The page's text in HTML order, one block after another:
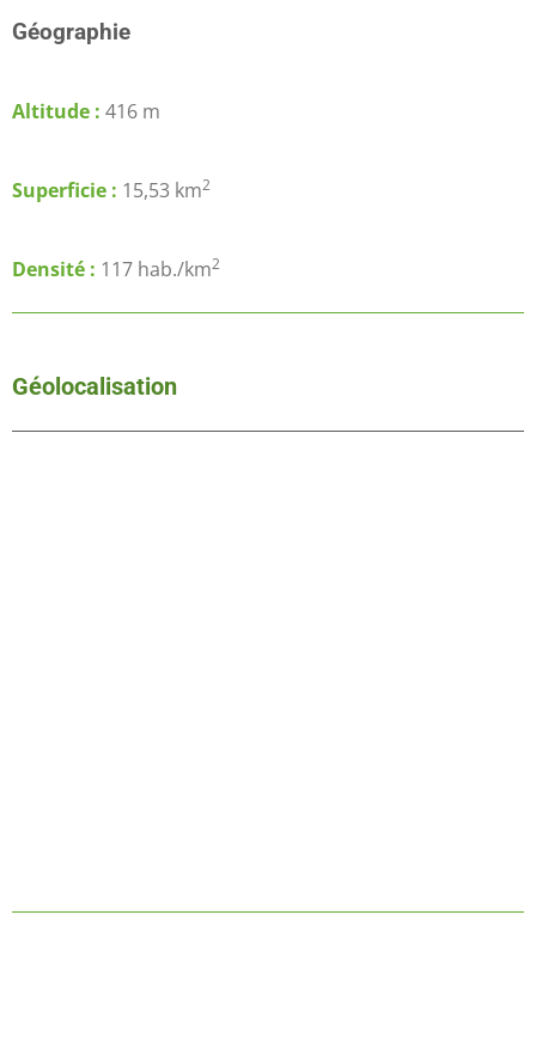
Géographie
Altitude : 416 m
Superficie : 15,53 km2
Densité : 117 hab./km2
Géolocalisation